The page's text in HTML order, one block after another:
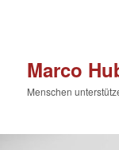
Marco
Menschen